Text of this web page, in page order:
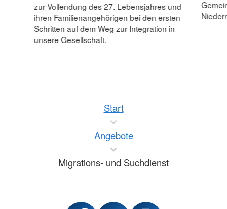
zur Vollendung des 27. Lebensjahres und
ihren Familienangehörigen bei den ersten
Schritten auf dem Weg zur Integration in
unsere Gesellschaft.
Start
Angebote
Migrations- und Suchdienst